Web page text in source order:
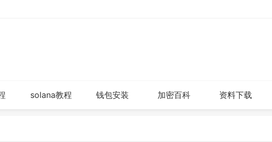
solana教程 钱包安装 加密百科 资料下载